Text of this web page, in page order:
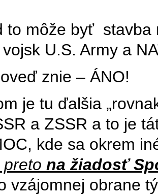
to môže byť stavba
U.S. Army a
znie – ÁNO!
je tu ďalšia
a ZSSR a to je
kde sa okrem
na žiadosť
vzájomnej obrane